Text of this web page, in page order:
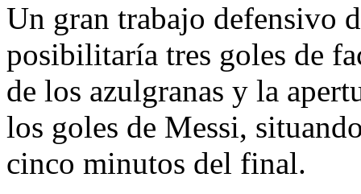
Un gran trabajo defensivo
posibilitaría tres goles de
de los azulgranas y la
los goles de Messi,
cinco minutos del final.